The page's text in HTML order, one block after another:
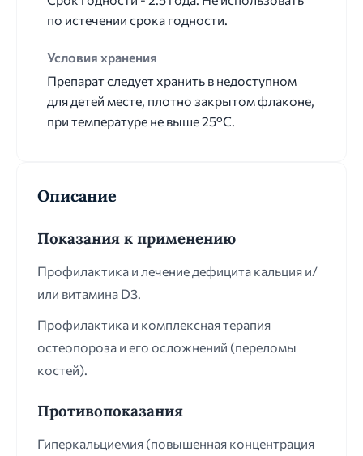
по истечении срока годности.
Условия хранения
Препарат следует хранить в недоступном
для детей месте, плотно закрытом флаконе,
при температуре не выше 25°C.
Описание
Показания к применению
Профилактика и лечение дефицита кальция и/
или витамина D3.
Профилактика и комплексная терапия
остеопороза и его осложнений (переломы
костей).
Противопоказания
Гиперкальциемия (повышенная концентрация